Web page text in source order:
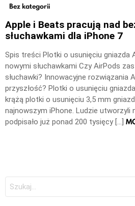
Bez kategorii
Apple i Beats pracują nad
słuchawkami dla iPhone 7
Spis treści Plotki o usunięciu gniazda
nowymi słuchawkami Czy AirPods
słuchawki? Innowacyjne rozwiązania
przyszłość? Plotki o usunięciu
krążą plotki o usunięciu 3,5 mm
najnowszym iPhone. Ludzie utworzyli
podpisało już ponad 200 tysięcy […]
Szukaj: